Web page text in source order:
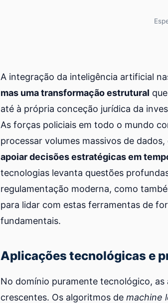
A integração da inteligência artificial
mas uma transformação estrutural
até à própria conceção jurídica da
As forças policiais em todo o mundo
processar volumes massivos de
apoiar decisões estratégicas em
tecnologias levanta questões
regulamentação moderna, como
para lidar com estas ferramentas de
fundamentais.
Aplicações tecnológicas e
No domínio puramente tecnológico, as
crescentes. Os algoritmos de machine